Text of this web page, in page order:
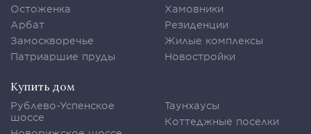
Остоженка
Арбат
Замоскворечье
Патриаршие пруды
Хамовники
Резиденции
Жилые комплексы
Новостройки
Купить дом
Рублево-Успенское
шоссе
Таунхаусы
Коттеджные поселки